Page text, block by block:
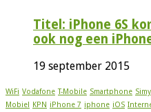
Titel: iPhone 6S
ook nog een
19 september 2015
WiFi Vodafone T-Mobile Smartphone
Mobiel KPN iPhone 7 iphone iOS